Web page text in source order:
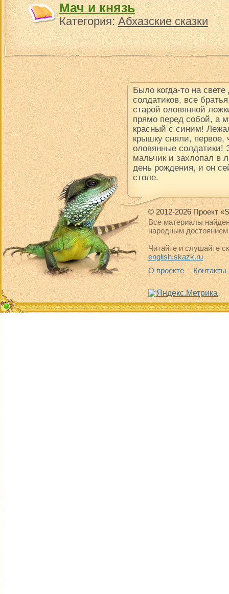
Мач и князь
Категория:Абхазские сказки
Было когда-то на
солдатиков, все
старой оловянной
прямо перед собой, а
красный с синим!
крышку сняли,
оловянные солдатики!
мальчик и захлопал в
день рождения, и он
столе.
© 2012-2026 Проект
Все материалы
народным достоянием
Читайте и слушайте
english.skazk.ru
О проекте
Контакты